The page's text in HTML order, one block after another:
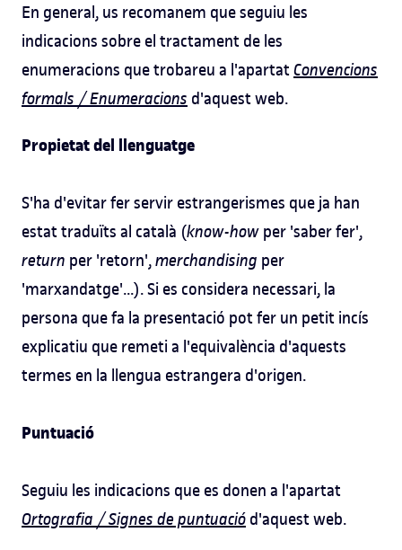
En general, us recomanem que seguiu les
indicacions sobre el tractament de les
enumeracions que trobareu a l'apartatConvencions
formals / Enumeracions d'aquest web.
Propietat del llenguatge
S'ha d'evitar fer servir estrangerismes que ja han
estat traduïts al català (know-how per 'saber fer',
return per 'retorn',merchandising per
'marxandatge'...). Si es considera necessari, la
persona que fa la presentació pot fer un petit incís
explicatiu que remeti a l'equivalència d'aquests
termes en la llengua estrangera d'origen.
Puntuació
Seguiu les indicacions que es donen a l'apartat
Ortografia / Signes de puntuació d'aquest web.